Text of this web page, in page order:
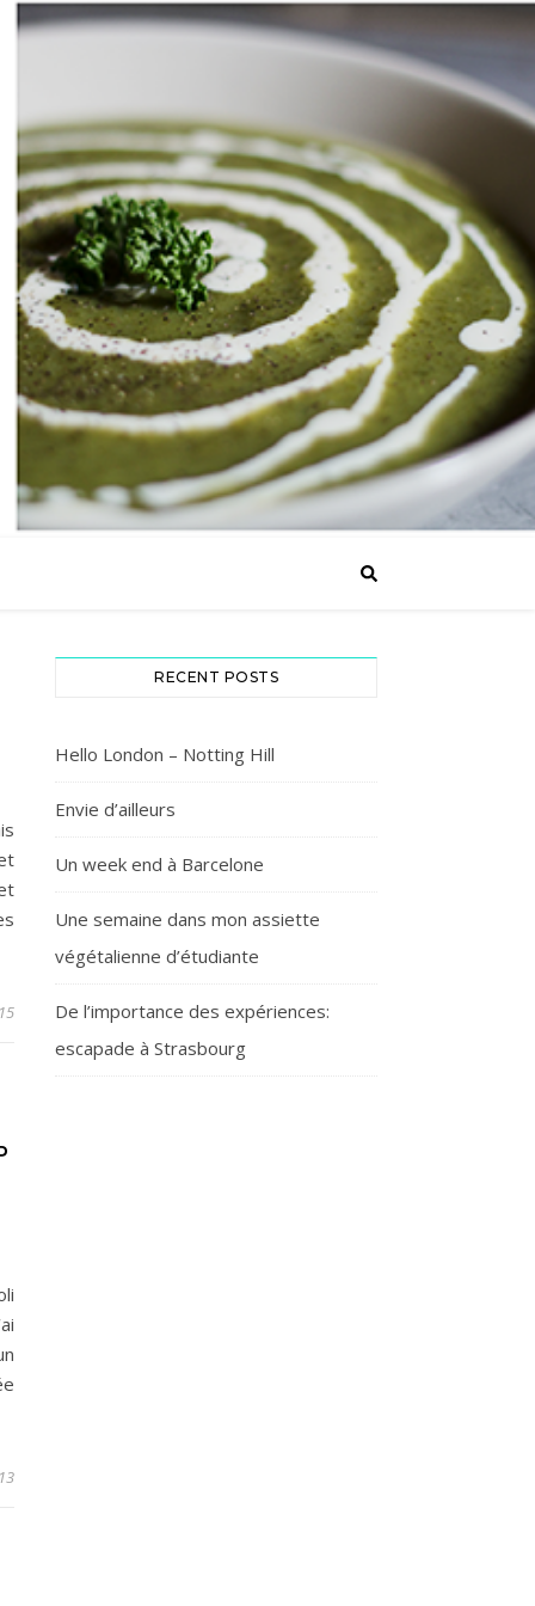
RECENT POSTS
Hello London – Notting Hill
Envie d’ailleurs
Un week end à Barcelone
Une semaine dans mon assiette
végétalienne d’étudiante
De l’importance des expériences:
escapade à Strasbourg